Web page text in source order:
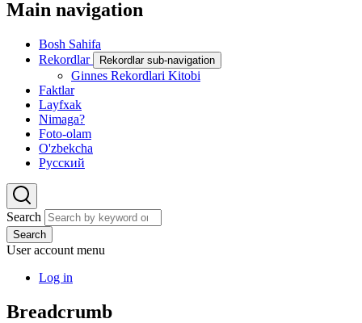
Main navigation
Bosh Sahifa
Rekordlar
Rekordlar sub-navigation
Ginnes Rekordlari Kitobi
Faktlar
Layfxak
Nimaga?
Foto-olam
O'zbekcha
Русский
Search
Search
User account menu
Log in
Breadcrumb